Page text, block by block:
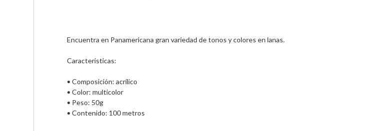
Encuentra en Panamericana gran variedad de tonos y colores en lanas.
Características:
• Composición: acrílico
• Color: multicolor
• Peso: 50g
• Contenido: 100 metros